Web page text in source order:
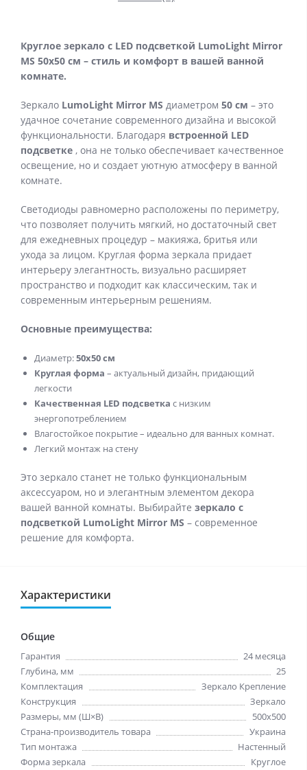
Круглое зеркало с LED подсветкой LumoLight Mirror
MS 50x50 см – стиль и комфорт в вашей ванной
комнате.
Зеркало LumoLight Mirror MS диаметром 50 см – это
удачное сочетание современного дизайна и высокой
функциональности. Благодаря встроенной LED
подсветке , она не только обеспечивает качественное
освещение, но и создает уютную атмосферу в ванной
комнате.
Светодиоды равномерно расположены по периметру,
что позволяет получить мягкий, но достаточный свет
для ежедневных процедур – макияжа, бритья или
ухода за лицом. Круглая форма зеркала придает
интерьеру элегантность, визуально расширяет
пространство и подходит как классическим, так и
современным интерьерным решениям.
Основные преимущества:
Диаметр:50x50 см
Круглая форма – актуальный дизайн, придающий
легкости
Качественная LED подсветка с низким
энергопотреблением
Влагостойкое покрытие – идеально для ванных комнат.
Легкий монтаж на стену
Это зеркало станет не только функциональным
аксессуаром, но и элегантным элементом декора
вашей ванной комнаты. Выбирайте зеркало с
подсветкой LumoLight Mirror MS – современное
решение для комфорта.
Характеристики
Общие
Гарантия
24 месяца
Глубина, мм
25
Комплектация
Зеркало Крепление
Конструкция
Зеркало
Размеры, мм (Ш×В)
500x500
Страна-производитель товара
Украина
Тип монтажа
Настенный
Форма зеркала
Круглое